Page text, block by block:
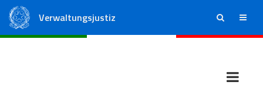
Verwaltungsjustiz ricerca menu